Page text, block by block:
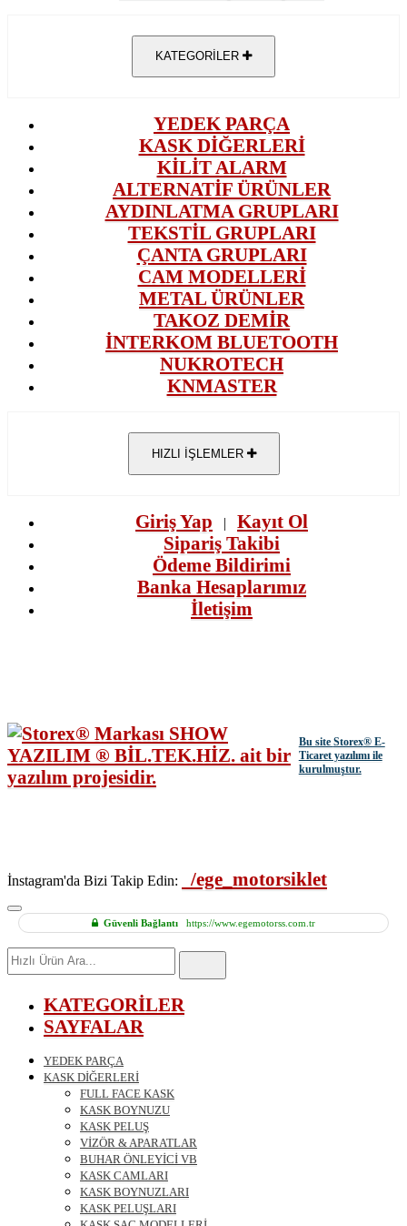
KATEGORİLER
YEDEK PARÇA
KASK DİĞERLERİ
KİLİT ALARM
ALTERNATİF ÜRÜNLER
AYDINLATMA GRUPLARI
TEKSTİL GRUPLARI
ÇANTA GRUPLARI
CAM MODELLERİ
METAL ÜRÜNLER
TAKOZ DEMİR
İNTERKOM BLUETOOTH
NUKROTECH
KNMASTER
HIZLI İŞLEMLER
Giriş Yap | Kayıt Ol
Sipariş Takibi
Ödeme Bildirimi
Banka Hesaplarımız
İletişim
Bu site Storex® E-
Ticaret yazılımı ile
kurulmuştur.
İnstagram'da Bizi Takip Edin: /ege_motorsiklet
Güvenli Bağlantı https://www.egemotorss.com.tr
Hızlı
Ürün
KATEGORİLER
SAYFALAR
YEDEK PARÇA
KASK DİĞERLERİ
FULL FACE KASK
KASK BOYNUZU
KASK PELUŞ
VİZÖR & APARATLAR
BUHAR ÖNLEYİCİ VB
KASK CAMLARI
KASK BOYNUZLARI
KASK PELUŞLARI